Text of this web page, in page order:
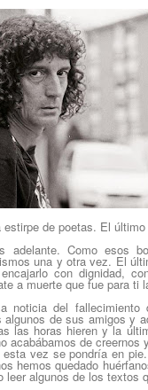
estirpe de poetas. El último
adelante. Como esos
una y otra vez. El
con dignidad,
a muerte que fue para ti
noticia del fallecimiento
de sus amigos y
las horas hieren y la
acabábamos de
vez se pondría en
hemos quedado
algunos de los textos